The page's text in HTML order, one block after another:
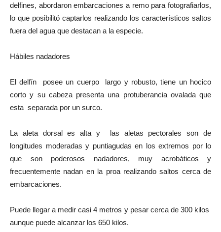
delfines, abordaron embarcaciones a remo para fotografiarlos,
lo que posibilitó captarlos realizando los característicos saltos
fuera del agua que destacan a la especie.
Hábiles nadadores
El delfín posee un cuerpo largo y robusto, tiene un hocico
corto y su cabeza presenta una protuberancia ovalada que
esta separada por un surco.
La aleta dorsal es alta y las aletas pectorales son de
longitudes moderadas y puntiagudas en los extremos por lo
que son poderosos nadadores, muy acrobáticos y
frecuentemente nadan en la proa realizando saltos cerca de
embarcaciones.
Puede llegar a medir casi 4 metros y pesar cerca de 300 kilos
aunque puede alcanzar los 650 kilos.